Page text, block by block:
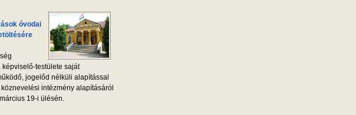
óvodai
képviselő-testülete saját
jogelőd nélküli alapítással
intézmény alapításáról
19-i ülésén.